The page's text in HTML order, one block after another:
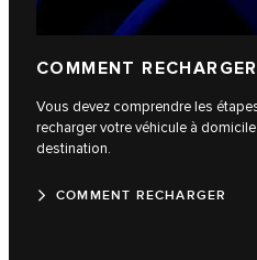
COMMENT RECHARGER
Vous devez comprendre les
recharger votre véhicule à
destination.
COMMENT RECHARGER